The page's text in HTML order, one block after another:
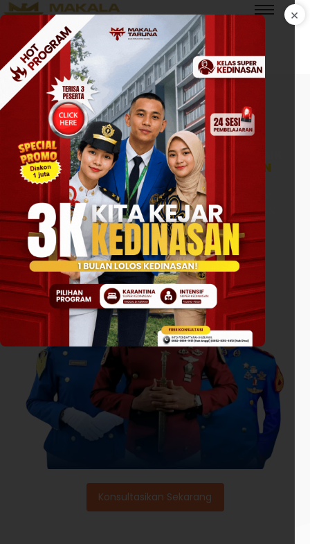
HUBUNGI KAMI
MAKALA TARUNA
BIMBEL AKMIL KALIMANTAN TIMUR TERBAIK
AKPOL AKMIL BINTARA DAN KEDINASAN
BIMBINGAN DAN PELATIHAN SELEKSI AKPOL (AKADEMI
KEPOLISIAN), AKMIL (AKADEMI MILITER), BINTARA, DAN
SEKDIN (SEKOLAH KEDINASAN)
Konsultasikan Sekarang
×